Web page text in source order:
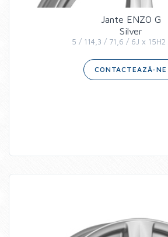
Jante ENZO G
Silver
5 / 114,3 / 71,6 / 6J x
CONTACTEAZĂ-NE